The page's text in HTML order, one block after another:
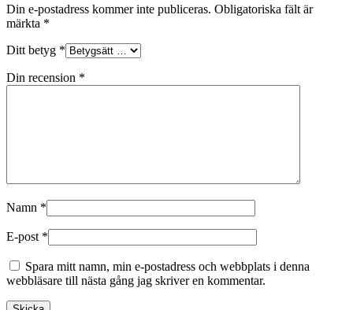
Din e-postadress kommer inte publiceras. Obligatoriska fält är
märkta *
Ditt betyg *
Din recension *
Namn *
E-post *
Spara mitt namn, min e-postadress och webbplats i denna
webbläsare till nästa gång jag skriver en kommentar.